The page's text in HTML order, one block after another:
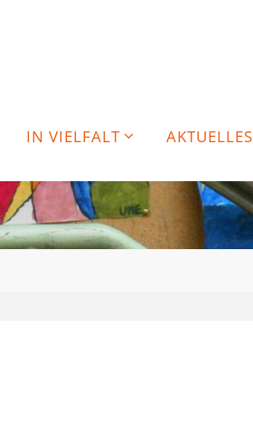
IN VIELFALT AKTUELLES